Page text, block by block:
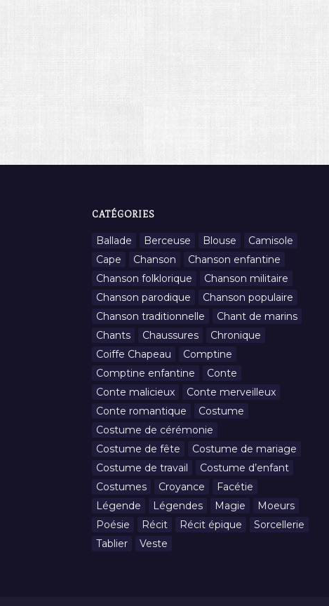
CATÉGORIES
Ballade Berceuse Blouse
Camisole
Cape
Chanson
Chanson enfantine
Chanson folklorique
Chanson militaire
Chanson parodique
Chanson populaire
Chanson traditionnelle
Chant de marins
Chants
Chaussures
Chronique
Coiffe Chapeau
Comptine
Comptine enfantine
Conte
Conte malicieux
Conte merveilleux
Conte romantique
Costume
Costume de cérémonie
Costume de fête
Costume de mariage
Costume de travail
Costume d’enfant
Costumes
Croyance
Facétie
Légende
Légendes Magie
Moeurs
Poésie
Récit Récit épique
Sorcellerie
Tablier
Veste